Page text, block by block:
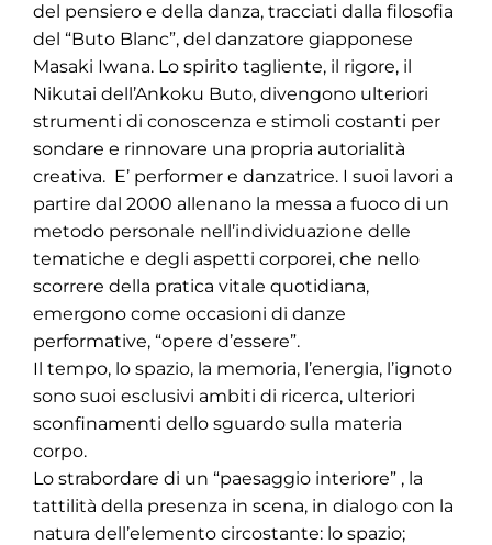
del pensiero e della danza, tracciati dalla filosofia
del “Buto Blanc”, del danzatore giapponese
Masaki Iwana. Lo spirito tagliente, il rigore, il
Nikutai dell’Ankoku Buto, divengono ulteriori
strumenti di conoscenza e stimoli costanti per
sondare e rinnovare una propria autorialità
creativa. E’ performer e danzatrice. I suoi lavori a
partire dal 2000 allenano la messa a fuoco di un
metodo personale nell’individuazione delle
tematiche e degli aspetti corporei, che nello
scorrere della pratica vitale quotidiana,
emergono come occasioni di danze
performative, “opere d’essere”.
Il tempo, lo spazio, la memoria, l’energia, l’ignoto
sono suoi esclusivi ambiti di ricerca, ulteriori
sconfinamenti dello sguardo sulla materia
corpo.
Lo strabordare di un “paesaggio interiore” , la
tattilità della presenza in scena, in dialogo con la
natura dell’elemento circostante: lo spazio;